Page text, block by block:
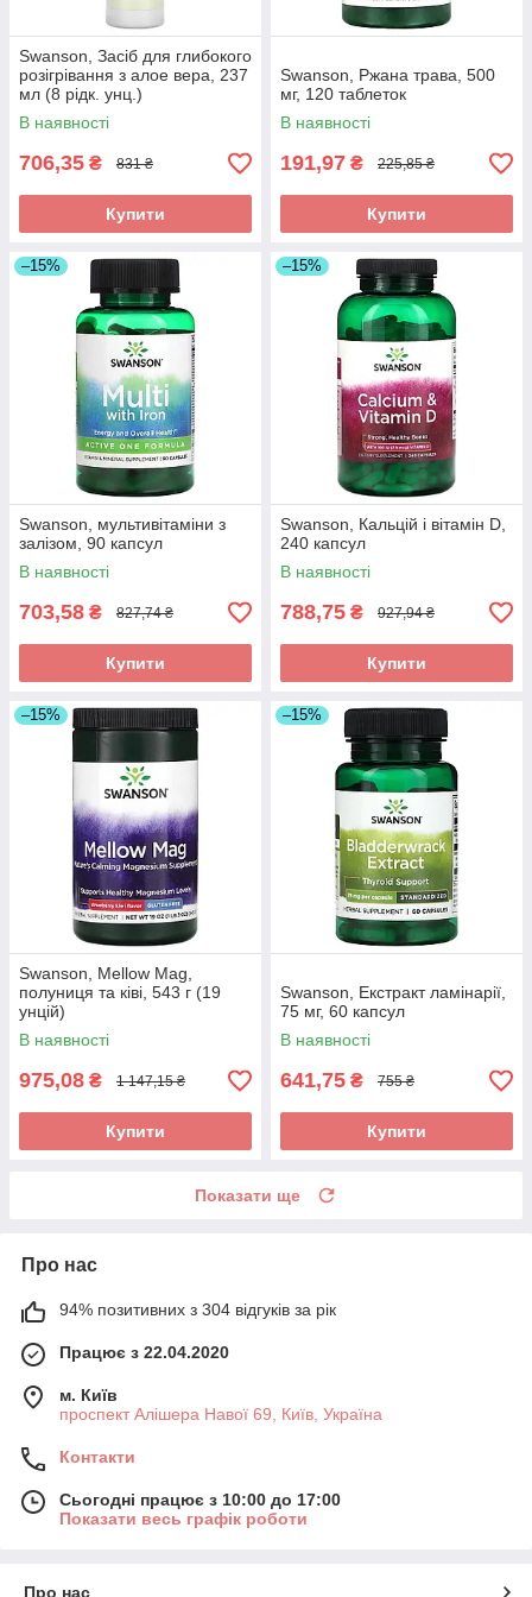
Swanson, Засіб для глибокого
розігрівання з алое вера, 237
мл (8 рідк. унц.)
В наявності
706,35 ₴ 831 ₴
Купити
Swanson, Ржана трава, 500
мг, 120 таблеток
В наявності
191,97 ₴ 225,85 ₴
Купити
–15%
Swanson, мультивітаміни з
залізом, 90 капсул
В наявності
703,58 ₴ 827,74 ₴
Купити
–15%
Swanson, Кальцій і вітамін D,
240 капсул
В наявності
788,75 ₴ 927,94 ₴
Купити
–15%
Swanson, Mellow Mag,
полуниця та ківі, 543 г (19
унцій)
В наявності
975,08 ₴ 1 147,15 ₴
Купити
–15%
Swanson, Екстракт ламінарії,
75 мг, 60 капсул
В наявності
641,75 ₴ 755 ₴
Купити
Показати ще
Про нас
94% позитивних з 304 відгуків за рік
Працює з 22.04.2020
м. Київ
проспект Алішера Навої 69, Київ, Україна
Контакти
Сьогодні працює з 10:00 до 17:00
Показати весь графік роботи
Про нас